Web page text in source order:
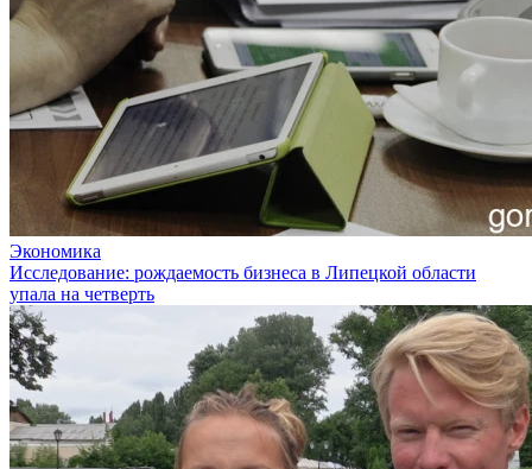
Экономика
Исследование: рождаемость бизнеса в Липецкой области
упала на четверть